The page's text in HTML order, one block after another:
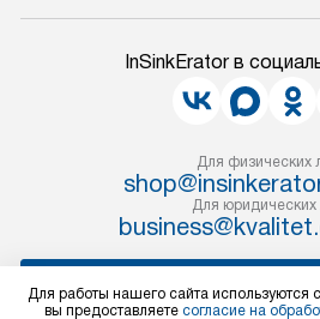
InSinkErator в
Для физических
Для юридических
Для работы нашего сайта используются
вы предоставляете согласие на